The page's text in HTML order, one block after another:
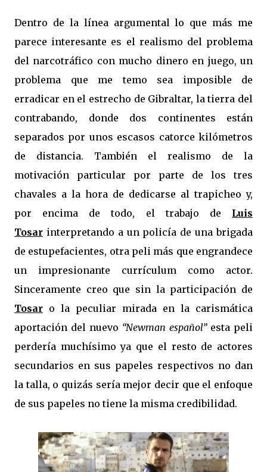
Dentro de la línea argumental lo que más me
parece interesante es el realismo del problema
del narcotráfico con mucho dinero en juego, un
problema que me temo sea imposible de
erradicar en el estrecho de Gibraltar, la tierra del
contrabando, donde dos continentes están
separados por unos escasos catorce kilómetros
de distancia. También el realismo de la
motivación particular por parte de los tres
chavales a la hora de dedicarse al trapicheo y,
por encima de todo, el trabajo de Luis
Tosar interpretando a un policía de una brigada
de estupefacientes, otra peli más que engrandece
un impresionante currículum como actor.
Sinceramente creo que sin la participación de
Tosar o la peculiar mirada en la carismática
aportación del nuevo “Newman español”esta peli
perdería muchísimo ya que el resto de actores
secundarios en sus papeles respectivos no dan
la talla, o quizás sería mejor decir que el enfoque
de sus papeles no tiene la misma credibilidad.